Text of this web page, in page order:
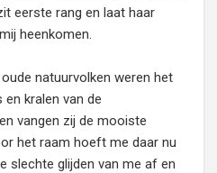
eerste rang en laat haar
heenkomen.
natuurvolken weren het
en kralen van de
vangen zij de mooiste
het raam hoeft me daar nu
slechte glijden van me af en